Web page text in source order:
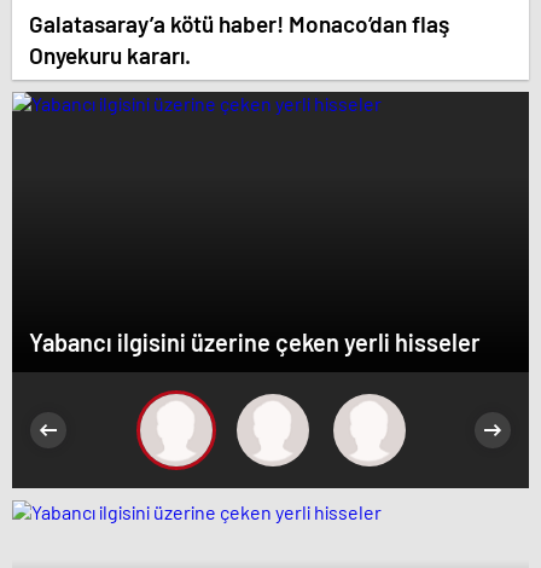
Galatasaray’a kötü haber! Monaco’dan flaş
Onyekuru kararı.
Yabancı ilgisini üzerine çeken yerli hisseler